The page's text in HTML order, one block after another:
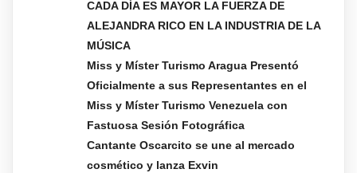
CADA DÍA ES MAYOR LA FUERZA DE
ALEJANDRA RICO EN LA INDUSTRIA DE LA
MÚSICA
Miss y Míster Turismo Aragua Presentó
Oficialmente a sus Representantes en el
Miss y Míster Turismo Venezuela con
Fastuosa Sesión Fotográfica
Cantante Oscarcito se une al mercado
cosmético y lanza Exvin